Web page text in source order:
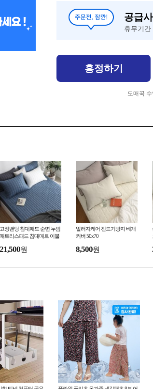
공급
휴무기
흥정하기
도매꾹
고정밴딩 침대패드 순면 누빔
매트리스패드 침대매트 이불
21,500원
알러지케어 진드기방지 베개
커버 50x70
8,500원